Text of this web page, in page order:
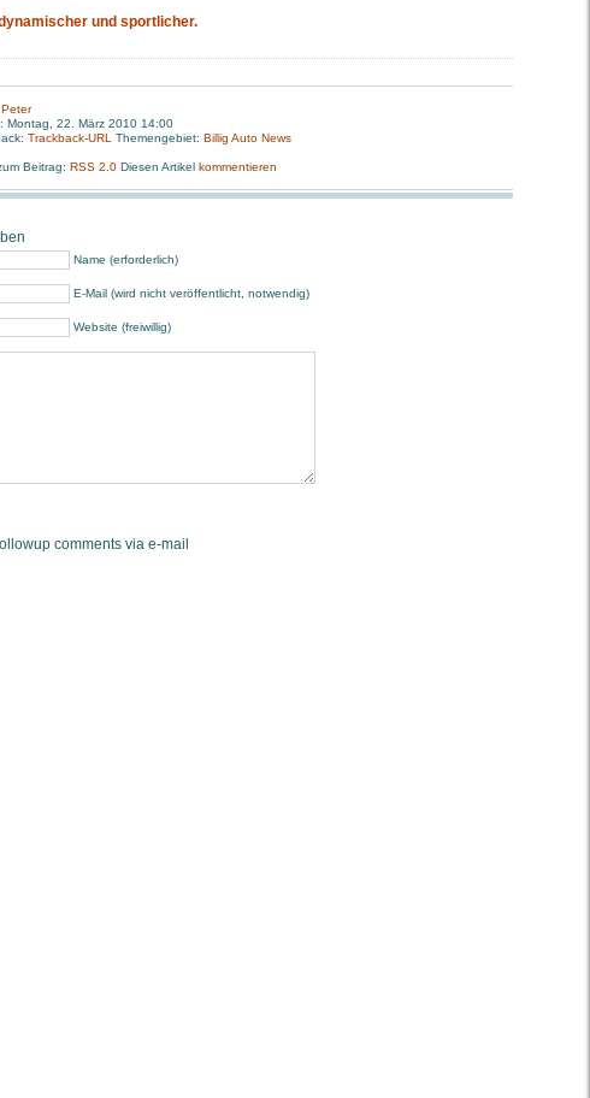
und sportlicher.
Peter
Montag, 22. März 2010 14:00
Trackback-URL Themengebiet: Billig Auto News
Beitrag: RSS 2.0 Diesen Artikel kommentieren
Name (erforderlich)
E-Mail (wird nicht veröffentlicht, notwendig)
Website (freiwillig)
comments via e-mail